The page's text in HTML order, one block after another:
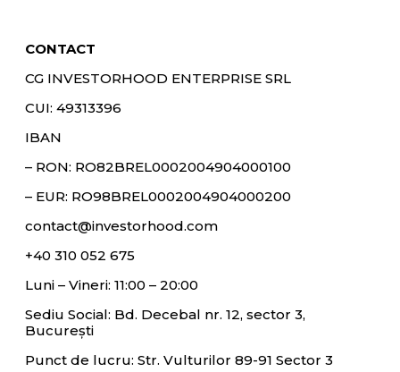
CONTACT
CG INVESTORHOOD ENTERPRISE SRL
CUI: 49313396
IBAN
– RON: RO82BREL0002004904000100
– EUR: RO98BREL0002004904000200
contact@investorhood.com
+40 310 052 675
Luni – Vineri: 11:00 – 20:00
Sediu Social: Bd. Decebal nr. 12, sector 3,
București
Punct de lucru: Str. Vulturilor 89-91 Sector 3